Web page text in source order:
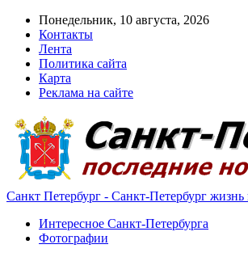
Понедельник, 10 августа, 2026
Контакты
Лента
Политика сайта
Карта
Реклама на сайте
Санкт Петербург - Санкт-Петербург жизнь
Интересное Санкт-Петербурга
Фотографии